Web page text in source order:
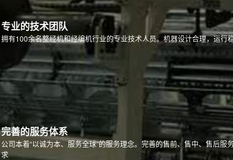
专业的技术团队
拥有100余名整经机和经编机行业的专业技术人员。机器设计合理，运行
完善的服务体系
公司本着“以诚为本、服务全球”的服务理念。完善的售前、售中、售后服
求